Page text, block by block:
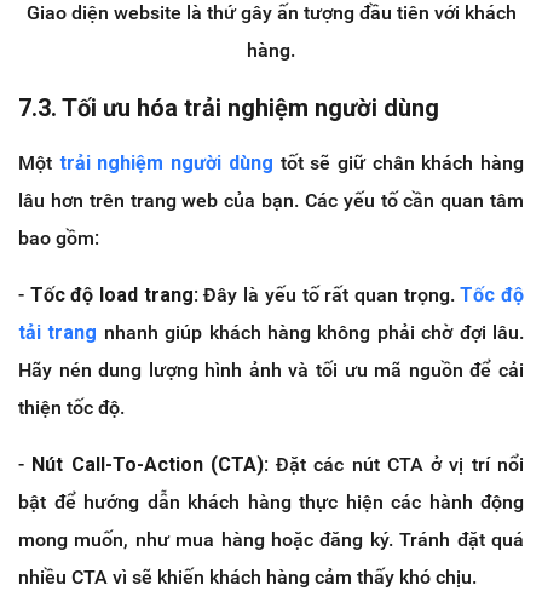
Giao diện website là thứ gây ấn tượng đầu tiên với khách
hàng.
7.3. Tối ưu hóa trải nghiệm người dùng
Một trải nghiệm người dùng tốt sẽ giữ chân khách hàng
lâu hơn trên trang web của bạn. Các yếu tố cần quan tâm
bao gồm:
- Tốc độ load trang: Đây là yếu tố rất quan trọng.Tốc độ
tải trang nhanh giúp khách hàng không phải chờ đợi lâu.
Hãy nén dung lượng hình ảnh và tối ưu mã nguồn để cải
thiện tốc độ.
- Nút Call-To-Action (CTA): Đặt các nút CTA ở vị trí nổi
bật để hướng dẫn khách hàng thực hiện các hành động
mong muốn, như mua hàng hoặc đăng ký. Tránh đặt quá
nhiều CTA vì sẽ khiến khách hàng cảm thấy khó chịu.